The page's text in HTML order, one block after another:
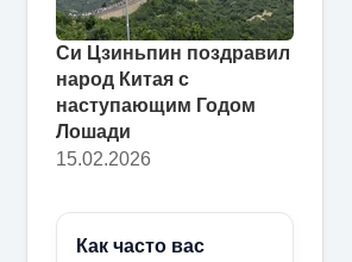
Си Цзиньпин поздравил
народ Китая с
наступающим Годом
Лошади
15.02.2026
Как часто вас